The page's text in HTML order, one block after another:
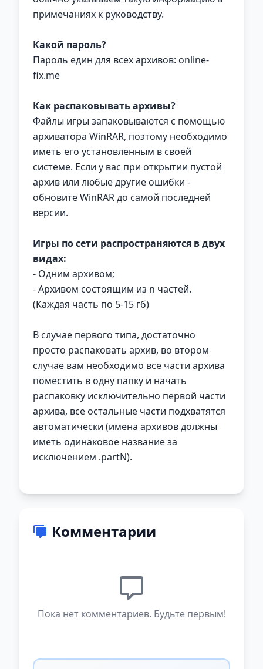
примечаниях к руководству.
Какой пароль?
Пароль един для всех архивов: online-
fix.me
Как распаковывать архивы?
Файлы игры запаковываются с помощью
архиватора WinRAR, поэтому необходимо
иметь его установленным в своей
системе. Если у вас при открытии пустой
архив или любые другие ошибки -
обновите WinRAR до самой последней
версии.
Игры по сети распространяются в двух
видах:
- Одним архивом;
- Архивом состоящим из n частей.
(Каждая часть по 5-15 гб)
В случае первого типа, достаточно
просто распаковать архив, во втором
случае вам необходимо все части архива
поместить в одну папку и начать
распаковку исключительно первой части
архива, все остальные части подхватятся
автоматически (имена архивов должны
иметь одинаковое название за
исключением .partN).
Комментарии
Пока нет комментариев. Будьте первым!